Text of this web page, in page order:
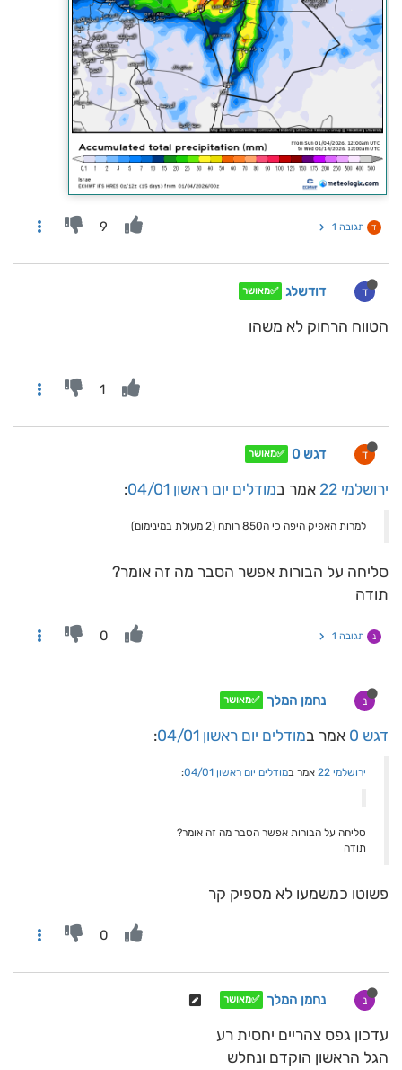
ד תגובה 1 9
ד דודשלג ✅מאושר
הטווח הרחוק לא משהו
1
ד דגש 0 ✅מאושר
ירושלמי 22 אמר במודלים יום ראשון 04/01 :
למרות האפיק היפה כי ה850 רותח (2 מעולת במינימום)
סליחה על הבורות אפשר הסבר מה זה אומר?
תודה
נ תגובה 1 0
נ נחמן המלך ✅מאושר
דגש 0 אמר במודלים יום ראשון 04/01 :
ירושלמי 22 אמר במודלים יום ראשון 04/01 :
סליחה על הבורות אפשר הסבר מה זה אומר?
תודה
פשוטו כמשמעו לא מספיק קר
0
נ נחמן המלך ✅מאושר
עדכון גפס צהריים יחסית רע
הגל הראשון הוקדם ונחלש